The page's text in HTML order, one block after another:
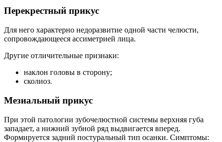
Перекрестный прикус
Для него характерно недоразвитие одной части челюсти,
сопровождающееся ассиметрией лица.
Другие отличительные признаки:
наклон головы в сторону;
сколиоз.
Мезиальный прикус
При этой патологии зубочелюстной системы верхняя губа
западает, а нижний зубной ряд выдвигается вперед.
Формируется задний постуральный тип осанки. Симптомы: